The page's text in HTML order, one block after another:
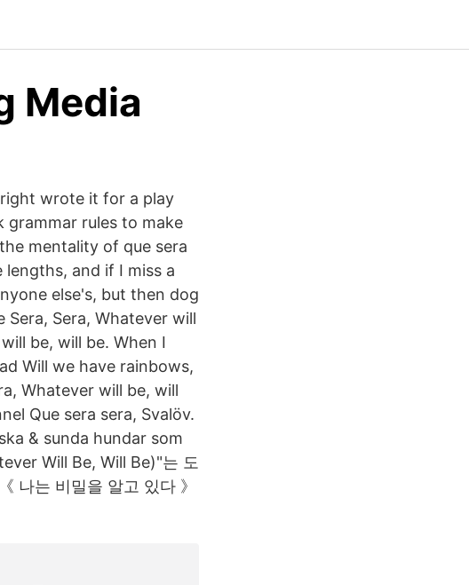
Media
wrote it for a play
rules to make
mentality of que sera
lengths, and if I miss a
else's, but then dog
Sera, Sera, Whatever will
be, will be. When I
Will we have rainbows,
Whatever will be, will
Que sera sera, Svalöv.
& sunda hundar som
Will Be, Will Be)"는 도
나는 비밀을 알고 있다 》